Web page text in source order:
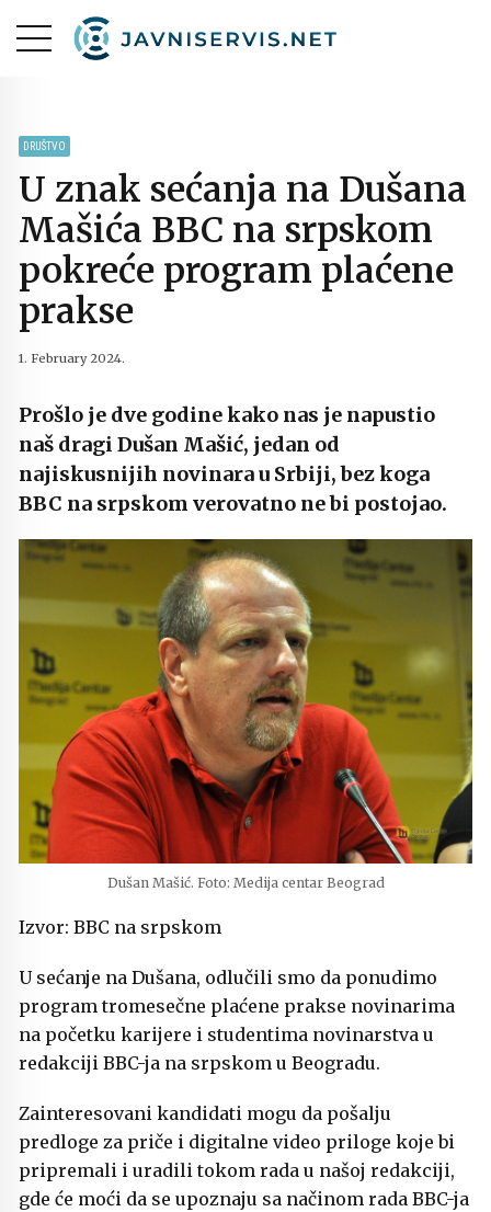
DRUŠTVO
U znak sećanja na Dušana
Mašića BBC na srpskom
pokreće program plaćene
prakse
1. February 2024.
Prošlo je dve godine kako nas je napustio
naš dragi Dušan Mašić, jedan od
najiskusnijih novinara u Srbiji, bez koga
BBC na srpskom verovatno ne bi postojao.
Dušan Mašić. Foto: Medija centar Beograd
Izvor: BBC na srpskom
U sećanje na Dušana, odlučili smo da ponudimo
program tromesečne plaćene prakse novinarima
na početku karijere i studentima novinarstva u
redakciji BBC-ja na srpskom u Beogradu.
Zainteresovani kandidati mogu da pošalju
predloge za priče i digitalne video priloge koje bi
pripremali i uradili tokom rada u našoj redakciji,
gde će moći da se upoznaju sa načinom rada BBC-ja